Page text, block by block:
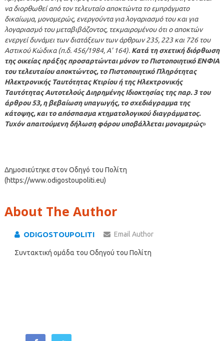
να διορθωθεί από τον τελευταίο αποκτώντα το εμπράγματο
δικαίωμα, μονομερώς, ενεργούντα για λογαριασμό του και για
λογαριασμό του μεταβιβάζοντος, τεκμαιρομένου ότι ο αποκτών
ενεργεί δυνάμει των διατάξεων των άρθρων 235, 223 και 726 του
Αστικού Κώδικα (π.δ. 456/1984, Α’ 164). Κατά τη σχετική διόρθωση
της οικείας πράξης προσαρτώνται μόνον το Πιστοποιητικό ΕΝΦΙΑ
του τελευταίου αποκτώντος, το Πιστοποιητικό Πληρότητας
Ηλεκτρονικής Ταυτότητας Κτιρίου ή της Ηλεκτρονικής
Ταυτότητας Αυτοτελούς Διηρημένης Ιδιοκτησίας της παρ. 3 του
άρθρου 53, η βεβαίωση υπαγωγής, το σχεδιάγραμμα της
κάτοψης, και το απόσπασμα κτηματολογικού διαγράμματος.
Τυχόν απαιτούμενη δήλωση φόρου υποβάλλεται μονομερώς»
Δημοσιεύτηκε στον Οδηγό του Πολίτη
(https://www.odigostoupoliti.eu)
About The Author
ODIGOSTOUPOLITI Email Author
Συντακτική ομάδα του Οδηγού του Πολίτη